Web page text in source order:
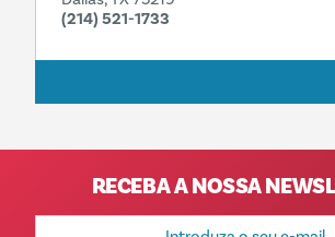
(214) 521-1733
RECEBA A NOSSA
Endereço